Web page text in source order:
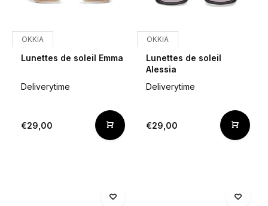
OKKIA
Lunettes de soleil Emma
Deliverytime
€29,00
OKKIA
Lunettes de soleil
Alessia
Deliverytime
€29,00